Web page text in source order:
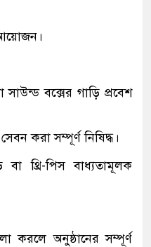
আয়োজন।
বক্সের গাড়ি প্রবেশ
করা সম্পূর্ণ নিষিদ্ধ।
থ্রি-পিস বাধ্যতামূলক
করলে অনুষ্ঠানের সম্পূর্ণ